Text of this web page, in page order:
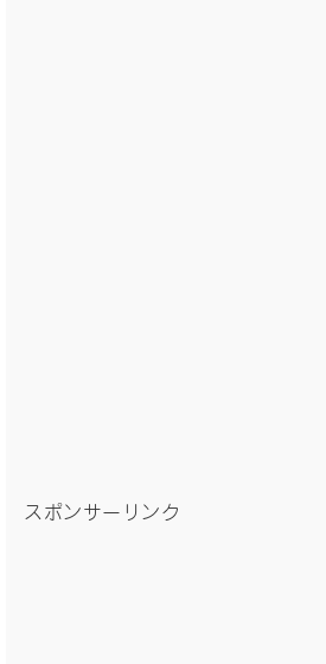
スポンサーリンク